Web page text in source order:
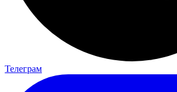
Телеграм